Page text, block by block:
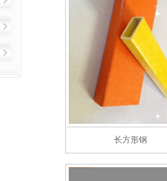
长方形钢